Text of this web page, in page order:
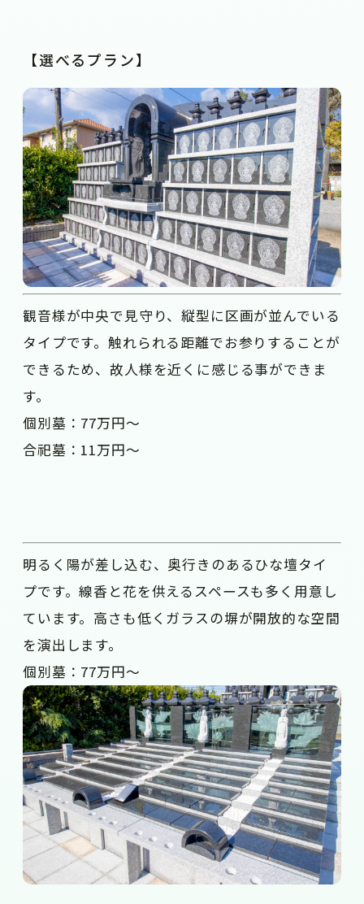
【選べるプラン】
観音様が中央で見守り、縦型に区画が並んでいる
タイプです。触れられる距離でお参りすることが
できるため、故人様を近くに感じる事ができま
す。
個別墓：77万円～
合祀墓：11万円～
明るく陽が差し込む、奥行きのあるひな壇タイ
プです。線香と花を供えるスペースも多く用意し
ています。高さも低くガラスの塀が開放的な空間
を演出します。
個別墓：77万円～